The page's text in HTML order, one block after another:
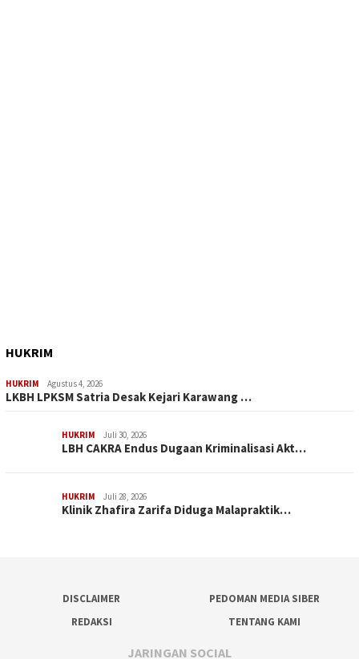
HUKRIM
HUKRIM Agustus 4, 2026
LKBH LPKSM Satria Desak Kejari Karawang …
HUKRIM Juli 30, 2026
LBH CAKRA Endus Dugaan Kriminalisasi Akt…
HUKRIM Juli 28, 2026
Klinik Zhafira Zarifa Diduga Malapraktik…
DISCLAIMER
PEDOMAN MEDIA SIBER
REDAKSI
TENTANG KAMI
JARINGAN SOCIAL